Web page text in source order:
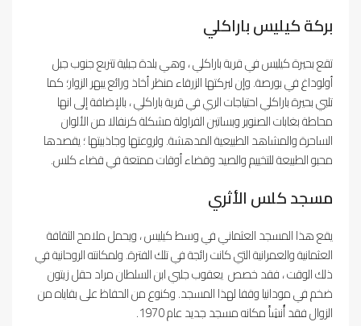
بركة كيليس باراكلي
تقع بحيرة كيليس في قرية باراكلي ، وهي بلدة جبلية تتربع جنوب جبل
أولوداغ في بورصة. وإن لبركتها الزرقاء منظر أخاذ ورائع يبهر الزوار؛ كما
تلبي بحيرة باراكلي احتياجات الري في قرية باراكلي ، بالإضافة إلى انها
محاطة بغابات الصنوبر وبساتين الفراولة مشكلة كرنفالا من الألوان
الساحرة والمشاهد الطبيعية المدهشة. ولروعتها وجاذبيتها ؛ يقصدها
محبو الطبيعة للتخييم والصيد وقضاء أوقات ممتعة في قضاء كلس.
مسجد كلس الأثري
يقع هذا المسجد العثماني في وسط كيليس ، ويحمل ملامح الثقافة
العثمانية والعمرانية التي كانت رائجة في تلك الفترة. ولمكانته الروحانية في
ذلك الوقت ، فقد خصص يعقوب جلبي ابن السلطان مراد حقل زيتون
ضخم في مودانيا وقفا لهذا المسجد. وكنوع من الحفاظ على بقاياه من
الزوال فقد أُنشِأَ مكانه مسجد جديد عام 1970.